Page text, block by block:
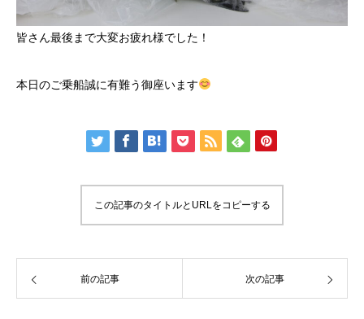
皆さん最後まで大変お疲れ様でした！
本日のご乗船誠に有難う御座います
この記事のタイトルとURLをコピーする
前の記事 次の記事